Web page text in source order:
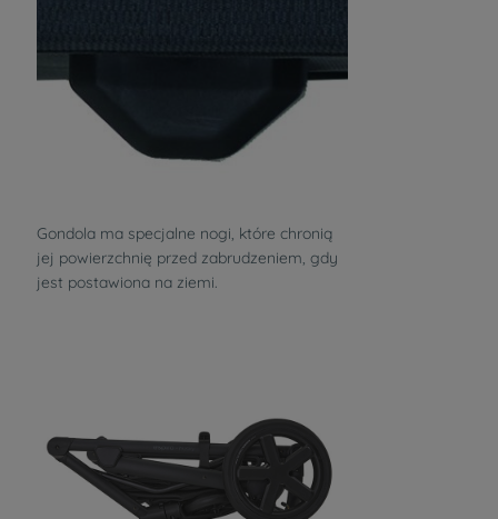
Gondola ma specjalne nogi, które chronią
jej powierzchnię przed zabrudzeniem, gdy
jest postawiona na ziemi.